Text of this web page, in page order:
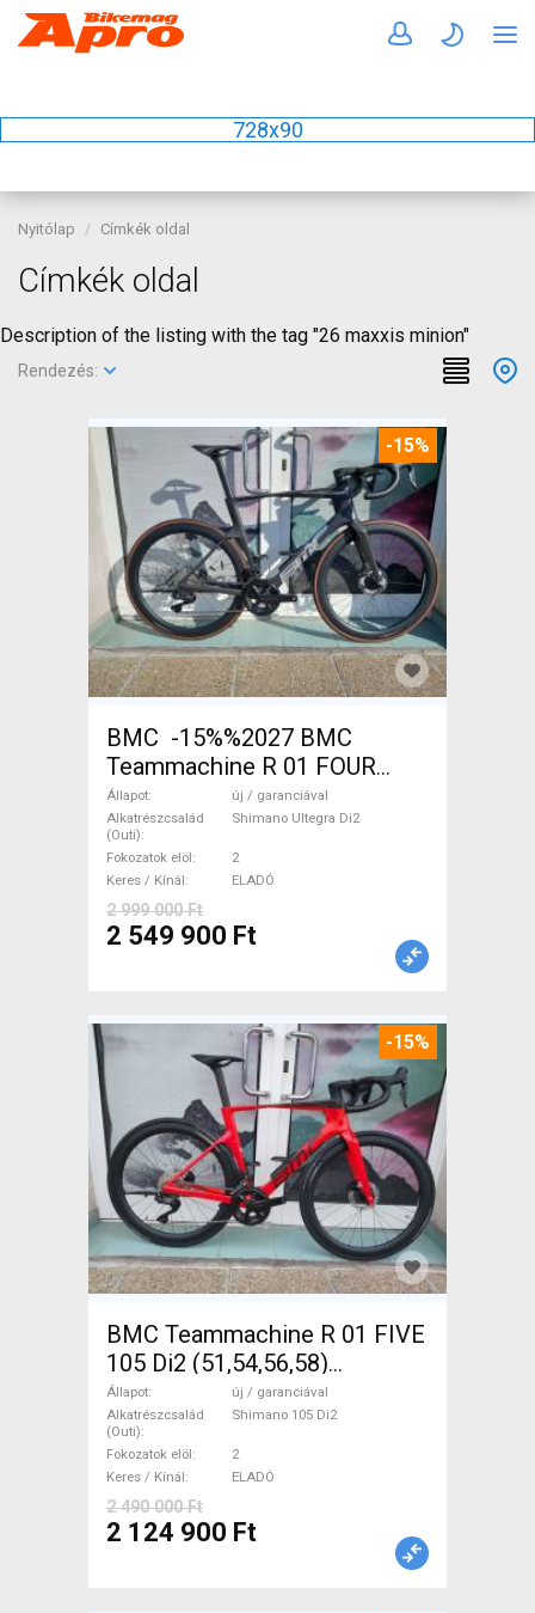
728x90
Nyitólap Címkék oldal
Címkék oldal
Description of the listing with the tag "26 maxxis minion"
Rendezés:
-15%
BMC -15%%2027 BMC
Teammachine R 01 FOUR
(56,58) Országúti Shimano
Ultegra Di2 tárcsafék új /
garanciával ELADÓ
Állapot
új / garanciával
Alkatrészcsalád
(Outi)
Shimano Ultegra Di2
Fokozatok elöl
2
Keres / Kínál
ELADÓ
2 999 000 Ft
2 549 900 Ft
-15%
BMC Teammachine R 01 FIVE
105 Di2 (51,54,56,58)
Országúti Shimano 105 Di2
tárcsafék új / garanciával
ELADÓ
Állapot
új / garanciával
Alkatrészcsalád
(Outi)
Shimano 105 Di2
Fokozatok elöl
2
Keres / Kínál
ELADÓ
2 490 000 Ft
2 124 900 Ft